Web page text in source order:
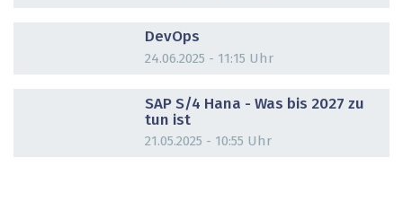
DevOps
24.06.2025 - 11:15 Uhr
SAP S/4 Hana - Was bis 2027 zu
tun ist
21.05.2025 - 10:55 Uhr